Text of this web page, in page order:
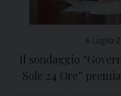
6 Luglio
Il sondaggio
Sole 24 Ore”